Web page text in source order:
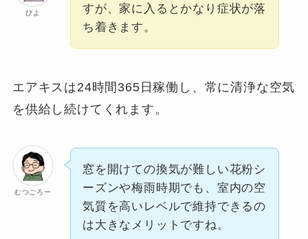
ぴよ
すが、家に入るとかなり症状が落
ち着きます。
エアキスは24時間365日稼働し、常に清浄な空気
を供給し続けてくれます。
むつごろー
窓を開けての換気が難しい花粉シ
ーズンや梅雨時期でも、室内の空
気質を高いレベルで維持できるの
は大きなメリットですね。